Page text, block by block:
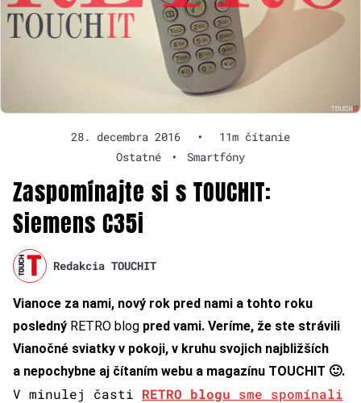
28. decembra 2016 •
11m čítanie
Ostatné
• Smartfóny
Zaspomínajte si s TOUCHIT:
Siemens C35i
Redakcia TOUCHIT
Vianoce za nami, nový rok pred nami a tohto roku
posledný RETRO blog pred vami. Veríme, že ste strávili
Vianočné sviatky v pokoji, v kruhu svojich najbližších
a nepochybne aj čítaním webu a magazínu TOUCHIT 🙂.
V minulej časti RETRO blogu sme spomínali